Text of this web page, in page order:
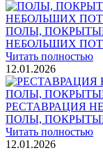
ПОЛЫ,
НЕБОЛЬШИХ
Читать полностью
12.01.2026
РЕСТАВРАЦИЯ
ПОЛЫ,
Читать полностью
12.01.2026